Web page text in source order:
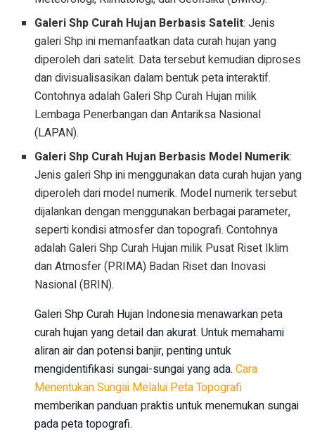
Galeri Shp Curah Hujan Berbasis Satelit: Jenis
galeri Shp ini memanfaatkan data curah hujan yang
diperoleh dari satelit. Data tersebut kemudian diproses
dan divisualisasikan dalam bentuk peta interaktif.
Contohnya adalah Galeri Shp Curah Hujan milik
Lembaga Penerbangan dan Antariksa Nasional
(LAPAN).
Galeri Shp Curah Hujan Berbasis Model Numerik:
Jenis galeri Shp ini menggunakan data curah hujan yang
diperoleh dari model numerik. Model numerik tersebut
dijalankan dengan menggunakan berbagai parameter,
seperti kondisi atmosfer dan topografi. Contohnya
adalah Galeri Shp Curah Hujan milik Pusat Riset Iklim
dan Atmosfer (PRIMA) Badan Riset dan Inovasi
Nasional (BRIN).
Galeri Shp Curah Hujan Indonesia menawarkan peta
curah hujan yang detail dan akurat. Untuk memahami
aliran air dan potensi banjir, penting untuk
mengidentifikasi sungai-sungai yang ada.Cara
Menentukan Sungai Melalui Peta Topografi
memberikan panduan praktis untuk menemukan sungai
pada peta topografi.